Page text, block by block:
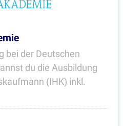
bei der Deutschen
du die Ausbildung
(IHK) inkl.